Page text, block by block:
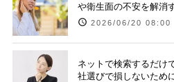
や衛生面の不安を解消
2026/06/20 08:00
ネットで検索するだけ
社選びで損しないため